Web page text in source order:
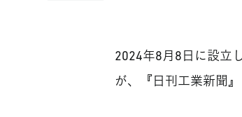
2024年8月8日に設立
が、『日刊工業新聞